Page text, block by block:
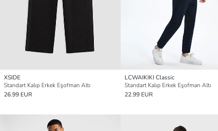
XSIDE
Standart Kalıp Erkek Eşofman Altı
26.99 EUR
LCWAIKIKI Classic
Standart Kalıp Erkek Eşofman Altı
22.99 EUR